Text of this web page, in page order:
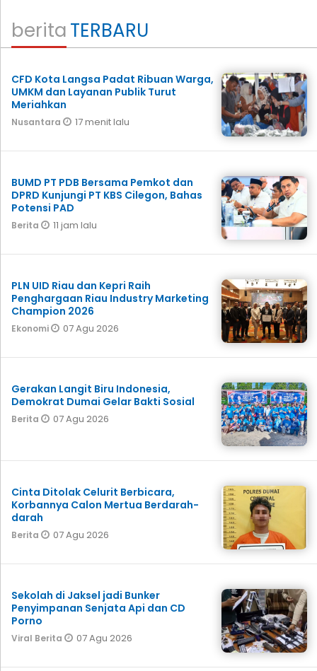
beritaTERBARU
CFD Kota Langsa Padat Ribuan Warga,
UMKM dan Layanan Publik Turut
Meriahkan
Nusantara 17 menit lalu
BUMD PT PDB Bersama Pemkot dan
DPRD Kunjungi PT KBS Cilegon, Bahas
Potensi PAD
Berita 11 jam lalu
PLN UID Riau dan Kepri Raih
Penghargaan Riau Industry Marketing
Champion 2026
Ekonomi 07 Agu 2026
Gerakan Langit Biru Indonesia,
Demokrat Dumai Gelar Bakti Sosial
Berita 07 Agu 2026
Cinta Ditolak Celurit Berbicara,
Korbannya Calon Mertua Berdarah-
darah
Berita 07 Agu 2026
Sekolah di Jaksel jadi Bunker
Penyimpanan Senjata Api dan CD
Porno
Viral Berita 07 Agu 2026